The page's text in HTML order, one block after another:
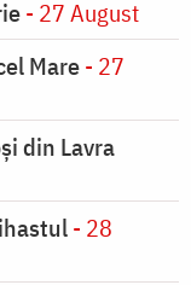
- 27 August
Mare- 27
din Lavra
- 28